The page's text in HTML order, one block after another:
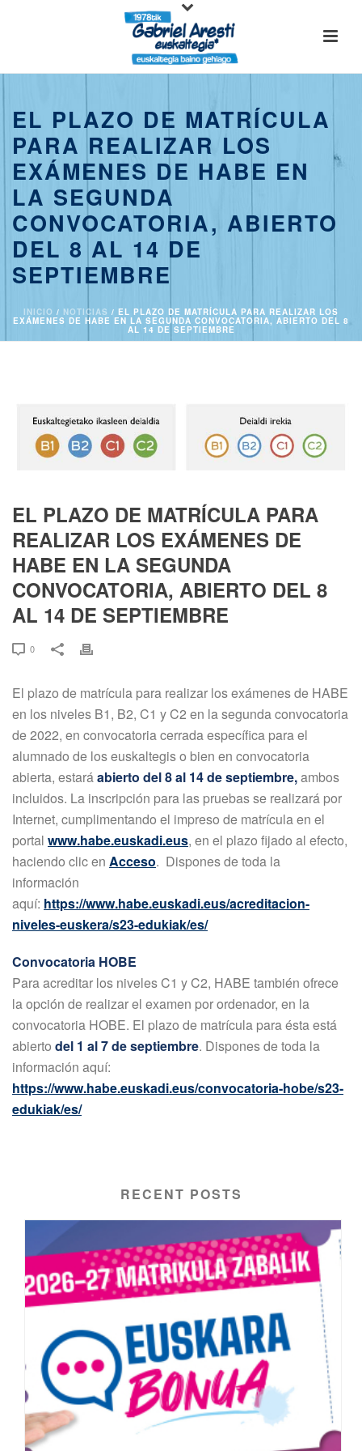
EL PLAZO DE MATRÍCULA
PARA REALIZAR LOS
EXÁMENES DE HABE EN
LA SEGUNDA
CONVOCATORIA, ABIERTO
DEL 8 AL 14 DE
SEPTIEMBRE
INICIO / NOTICIAS / EL PLAZO DE MATRÍCULA PARA REALIZAR LOS
EXÁMENES DE HABE EN LA SEGUNDA CONVOCATORIA, ABIERTO DEL 8
AL 14 DE SEPTIEMBRE
EL PLAZO DE MATRÍCULA PARA
REALIZAR LOS EXÁMENES DE
HABE EN LA SEGUNDA
CONVOCATORIA, ABIERTO DEL 8
AL 14 DE SEPTIEMBRE
0
El plazo de matrícula para realizar los exámenes de HABE
en los niveles B1, B2, C1 y C2 en la segunda convocatoria
de 2022, en convocatoria cerrada específica para el
alumnado de los euskaltegis o bien en convocatoria
abierta, estaráabierto del 8 al 14 de septiembre,ambos
incluidos. La inscripción para las pruebas se realizará por
Internet, cumplimentando el impreso de matrícula en el
portal www.habe.euskadi.eus, en el plazo fijado al efecto,
haciendo clic en Acceso. Dispones de toda la
información
aquí: https://www.habe.euskadi.eus/acreditacion-
niveles-euskera/s23-edukiak/es/
Convocatoria HOBE
Para acreditar los niveles C1 y C2, HABE también ofrece
la opción de realizar el examen por ordenador, en la
convocatoria HOBE. El plazo de matrícula para ésta está
abierto del 1 al 7 de septiembre. Dispones de toda la
información aquí:
https://www.habe.euskadi.eus/convocatoria-hobe/s23-
edukiak/es/
RECENT POSTS